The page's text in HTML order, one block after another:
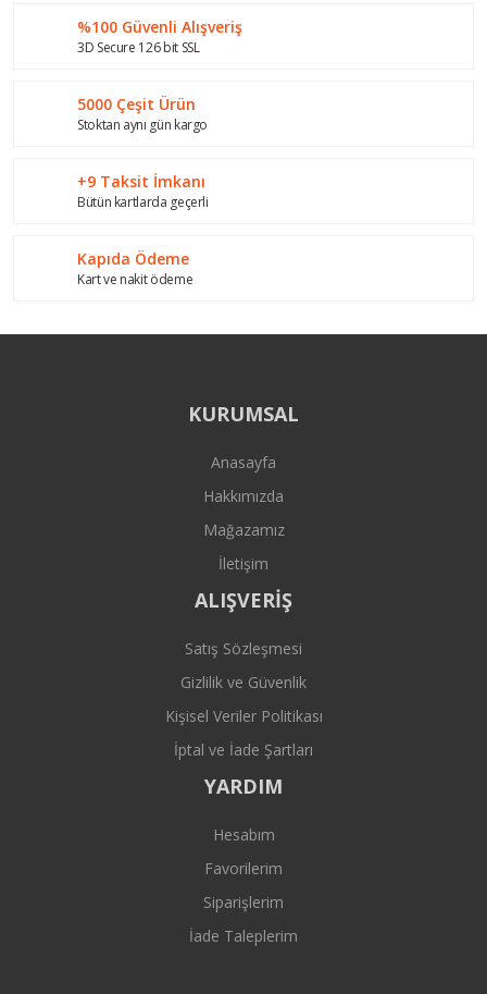
Ürün bilgilerinde hatalar bulunuyor.
Bu ürüne benzer farklı alternatifler olmalı.
%100 Güvenli Alışveriş
3D Secure 126 bit SSL
5000 Çeşit Ürün
Stoktan aynı gün kargo
+9 Taksit İmkanı
Bütün kartlarda geçerli
Kapıda Ödeme
Kart ve nakit ödeme
KURUMSAL
Anasayfa
Hakkımızda
Mağazamız
İletişim
ALIŞVERİŞ
Satış Sözleşmesi
Gizlilik ve Güvenlik
Kişisel Veriler Politikası
İptal ve İade Şartları
YARDIM
Hesabım
Favorilerim
Siparişlerim
İade Taleplerim